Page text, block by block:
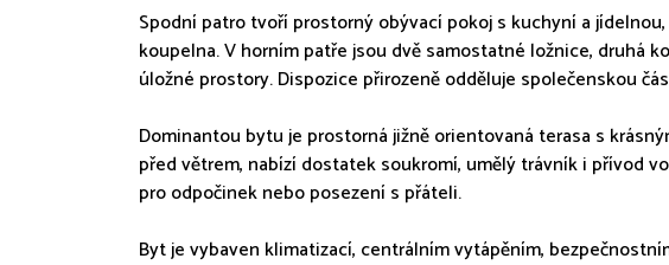
Spodní patro tvoří prostorný obývací pokoj s kuchyní a
koupelna. V horním patře jsou dvě samostatné ložnice, druhá
úložné prostory. Dispozice přirozeně odděluje společenskou
Dominantou bytu je prostorná jižně orientovaná terasa s
před větrem, nabízí dostatek soukromí, umělý trávník i přívod
pro odpočinek nebo posezení s přáteli.
Byt je vybaven klimatizací, centrálním vytápěním,